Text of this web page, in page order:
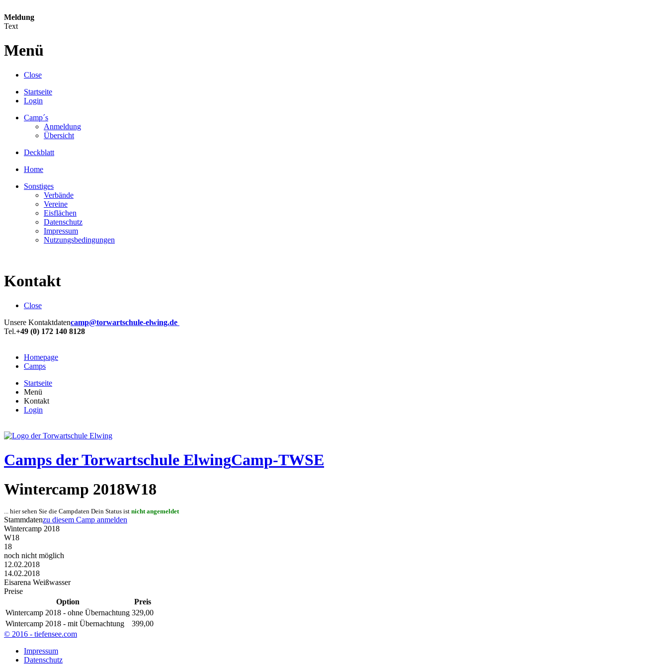
Meldung
Text
Menü
Close
Startseite
Login
Camp´s
Anmeldung
Übersicht
Deckblatt
Home
Sonstiges
Verbände
Vereine
Eisflächen
Datenschutz
Impressum
Nutzungsbedingungen
Kontakt
Close
Unsere Kontaktdatencamp@torwartschule-elwing.de
Tel.+49 (0) 172 140 8128
Homepage
Camps
Startseite
Menü
Kontakt
Login
Camps der Torwartschule ElwingCamp-TWSE
Wintercamp 2018W18
... hier sehen Sie die Campdaten Dein Status ist nicht angemeldet
Stammdatenzu diesem Camp anmelden
Wintercamp 2018
W18
18
noch nicht möglich
12.02.2018
14.02.2018
Eisarena Weißwasser
Preise
Option
Preis
Wintercamp 2018 - ohne Übernachtung 329,00
Wintercamp 2018 - mit Übernachtung
399,00
© 2016 - tiefensee.com
Impressum
Datenschutz